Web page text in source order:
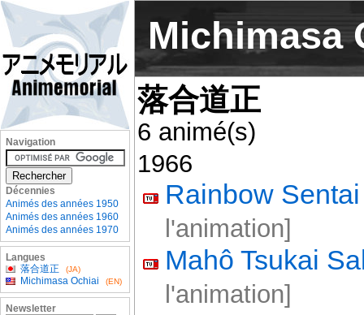
Michimasa
落合道正
6 animé(s)
1966
Rainbow
l'animation]
Mahô Tsukai
l'animation]
Navigation
Décennies
Animés des années 1950
Animés des années 1960
Animés des années 1970
Langues
落合道正
(JA)
Michimasa Ochiai (EN)
Newsletter